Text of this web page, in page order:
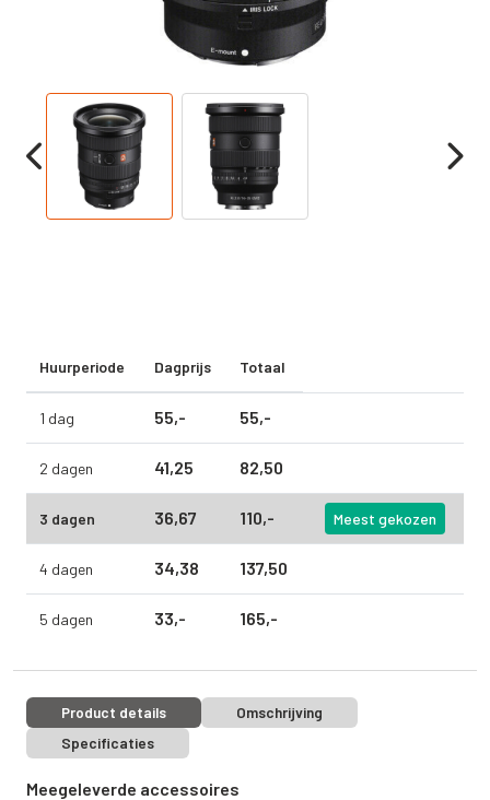
Huurperiode Dagprijs Totaal
1 dag 55,- 55,-
2 dagen 41,25 82,50
3 dagen 36,67 110,- Meest gekozen
4 dagen 34,38 137,50
5 dagen 33,- 165,-
Product details
Omschrijving
Specificaties
Meegeleverde accessoires